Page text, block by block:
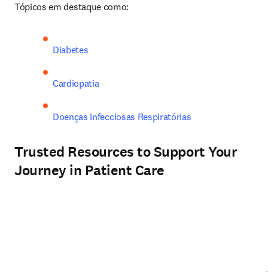
Tópicos em destaque como:
Diabetes
Cardiopatia
Doenças Infecciosas Respiratórias
Trusted Resources to Support Your
Journey in Patient Care